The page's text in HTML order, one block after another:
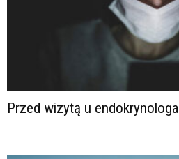
Przed wizytą u endokrynologa